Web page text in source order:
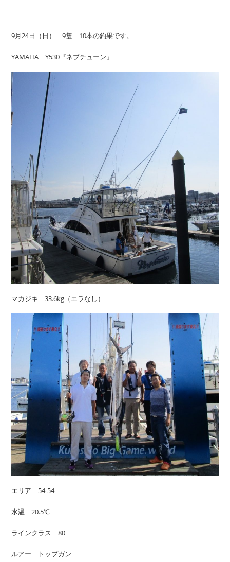
9月24日（日） 9隻 10本の釣果です。
YAMAHA Y530『ネプチューン』
マカジキ 33.6kg（エラなし）
エリア 54-54
水温 20.5℃
ラインクラス 80
ルアー トップガン